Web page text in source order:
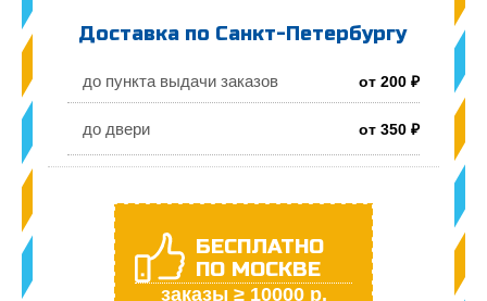
Доставка по Санкт-Петербургу
до пункта выдачи заказов от 200 ₽
до двери от 350 ₽
БЕСПЛАТНО
ПО МОСКВЕ
заказы ≥ 10000 р.